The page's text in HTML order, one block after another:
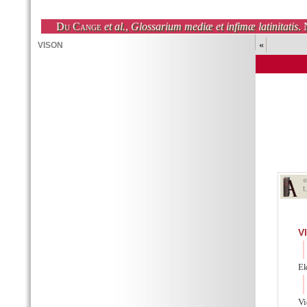
Du Cange et al., Glossarium mediæ et infimæ latinitatis.
«